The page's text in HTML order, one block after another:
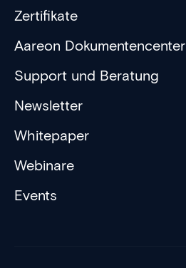
Zertifikate
Aareon Dokumentencenter
Support und Beratung
Newsletter
Whitepaper
Webinare
Events